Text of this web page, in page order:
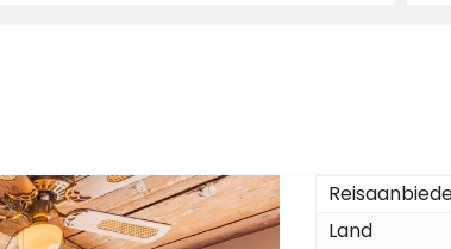
Land